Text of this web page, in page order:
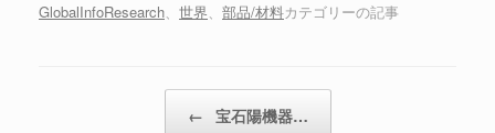
GlobalInfoResearch、 世界、 部品/材料カテゴリーの記事
← 宝石陽機器…